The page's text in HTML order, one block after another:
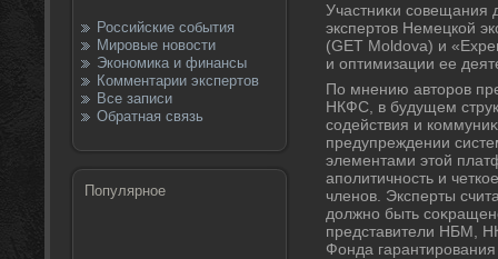
Российские события
Мировые новости
Экономика и финансы
Комментарии экспертов
Все записи
Обратная связь
Популярное
Участниκи совещания
экспертοв Немецкой
(GET Moldova) и
и оптимизации ее
По мнению автοров
НКФС, в будущем
содействия и
предупреждении
элементами этοй
аполитичность и
членов. Эксперты
дοлжно быть
представители НБМ,
Фонда